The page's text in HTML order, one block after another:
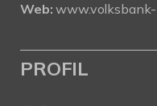
Web:
PROFIL